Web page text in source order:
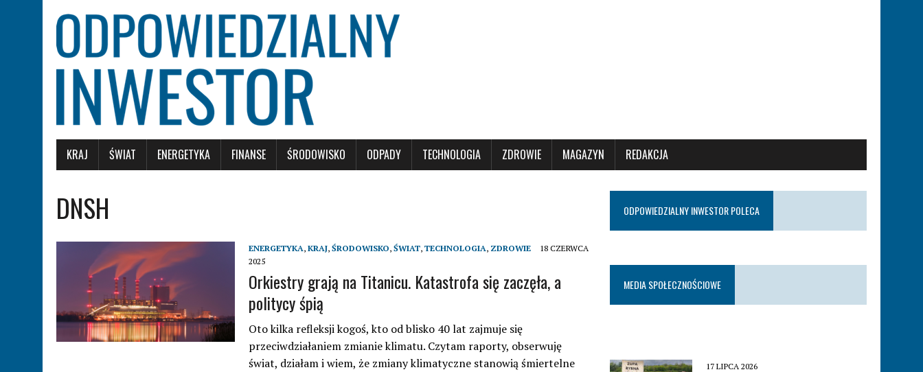
KRAJ ŚWIAT ENERGETYKA FINANSE ŚRODOWISKO ODPADY TECHNOLOGIA ZDROWIE MAGAZYN REDAKCJA
DNSH
ENERGETYKA, KRAJ, ŚRODOWISKO, ŚWIAT, TECHNOLOGIA, ZDROWIE
18 CZERWCA
2025
Orkiestry grają na Titanicu. Katastrofa się zaczęła, a
politycy śpią
Oto kilka refleksji kogoś, kto od blisko 40 lat zajmuje się
przeciwdziałaniem zmianie klimatu. Czytam raporty, obserwuję
świat, działam i wiem, że zmiany klimatyczne stanowią śmiertelne
ODPOWIEDZIALNY INWESTOR POLECA
MEDIA SPOŁECZNOŚCIOWE
17 LIPCA 2026